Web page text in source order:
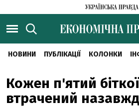
НОВИНИ ПУБЛІКАЦІЇ КОЛОНКИ
Кожен п'ятий
втрачений